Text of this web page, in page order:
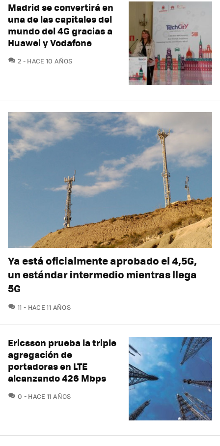
Madrid se convertirá en
una de las capitales del
mundo del 4G gracias a
Huawei y Vodafone
2 COMENTARIOS
HACE 10 AÑOS
Ya está oficialmente aprobado el 4,5G,
un estándar intermedio mientras llega
5G
11 COMENTARIOS
HACE 11 AÑOS
Ericsson prueba la triple
agregación de
portadoras en LTE
alcanzando 426 Mbps
0 COMENTARIOS
HACE 11 AÑOS